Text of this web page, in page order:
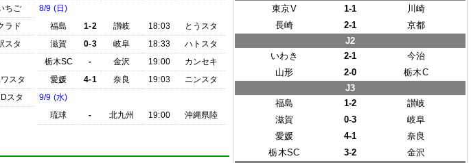
ちご
ラド
スタ
スタ
スタ
8/9 (日)
福島
1-2 讃岐 18:03
とうスタ
滋賀
0-3 岐阜 18:33
ハトスタ
栃木SC
- 金沢 19:00
カンセキ
愛媛
4-1 奈良 19:03
ニンスタ
9/9 (水)
琉球
- 北九州 19:00 沖縄県陸
東京V
1-1
川崎
長崎
2-1
京都
J2
いわき
2-1
今治
山形
2-0
栃木C
J3
福島
1-2
讃岐
滋賀
0-3
岐阜
愛媛
4-1
奈良
栃木SC
3-2
金沢